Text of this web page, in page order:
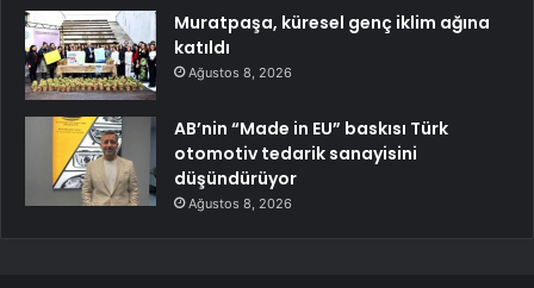
Muratpaşa, küresel genç iklim ağına
katıldı
Ağustos 8, 2026
AB’nin “Made in EU” baskısı Türk
otomotiv tedarik sanayisini
düşündürüyor
Ağustos 8, 2026